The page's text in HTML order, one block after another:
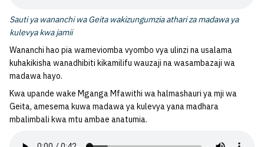
Sauti ya wananchi wa Geita wakizungumzia athari za madawa ya
kulevya kwa jamii
Wananchi hao pia wameviomba vyombo vya ulinzi na usalama
kuhakikisha wanadhibiti kikamilifu wauzaji na wasambazaji wa
madawa hayo.
Kwa upande wake Mganga Mfawithi wa halmashauri ya mji wa
Geita, amesema kuwa madawa ya kulevya yana madhara
mbalimbali kwa mtu ambae anatumia.